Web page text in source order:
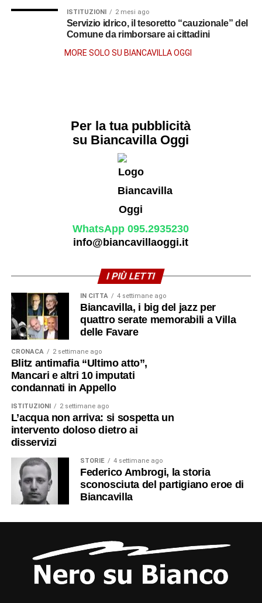
ISTITUZIONI 2 mesi ago
Servizio idrico, il tesoretto “cauzionale” del
Comune da rimborsare ai cittadini
MORE SOLO SU BIANCAVILLA OGGI
Per la tua pubblicità
su Biancavilla Oggi
WhatsApp 095.2935230
info@biancavillaoggi.it
I PIÙ LETTI
IN CITTÀ 4 settimane ago
Biancavilla, i big del jazz per
quattro serate memorabili a Villa
delle Favare
CRONACA 2 settimane ago
Blitz antimafia “Ultimo atto”,
Mancari e altri 10 imputati
condannati in Appello
ISTITUZIONI 2 settimane ago
L’acqua non arriva: si sospetta un
intervento doloso dietro ai
disservizi
STORIE 4 settimane ago
Federico Ambrogi, la storia
sconosciuta del partigiano eroe di
Biancavilla